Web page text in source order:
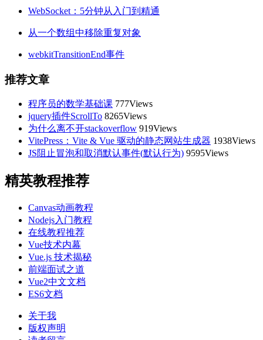
WebSocket：5分钟从入门到精通
从一个数组中移除重复对象
webkitTransitionEnd事件
推荐文章
程序员的数学基础课 777Views
jquery插件ScrollTo 8265Views
为什么离不开stackoverflow 919Views
VitePress：Vite & Vue 驱动的静态网站生成器 1938Views
JS阻止冒泡和取消默认事件(默认行为) 9595Views
精英教程推荐
Canvas动画教程
Nodejs入门教程
在线教程推荐
Vue技术内幕
Vue.js 技术揭秘
前端面试之道
Vue2中文文档
ES6文档
关于我
版权声明